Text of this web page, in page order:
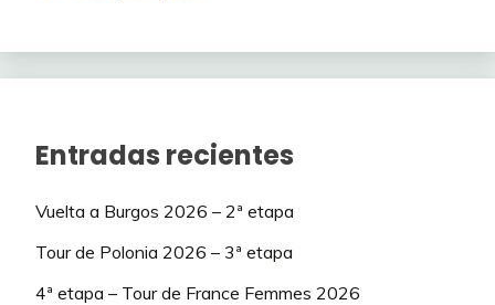
Entradas recientes
Vuelta a Burgos 2026 – 2ª etapa
Tour de Polonia 2026 – 3ª etapa
4ª etapa – Tour de France Femmes 2026